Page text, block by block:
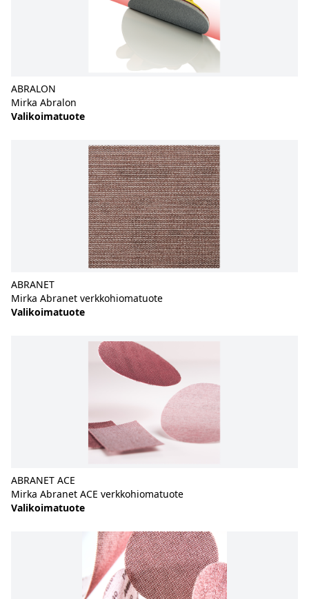
ABRALON
Mirka Abralon
Valikoimatuote
ABRANET
Mirka Abranet verkkohiomatuote
Valikoimatuote
ABRANET ACE
Mirka Abranet ACE verkkohiomatuote
Valikoimatuote